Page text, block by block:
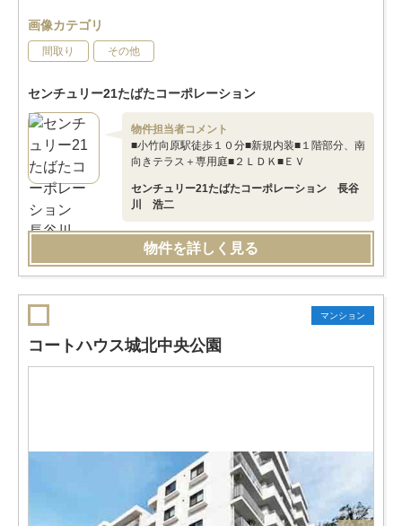
画像カテゴリ
間取り その他
センチュリー21たばたコーポレーション
物件担当者コメント
■小竹向原駅徒歩１０分■新規内装■１階部分、南
向きテラス＋専用庭■２ＬＤＫ■ＥＶ
センチュリー21たばたコーポレーション 長谷
川 浩二
物件を詳しく見る
マンション
コートハウス城北中央公園